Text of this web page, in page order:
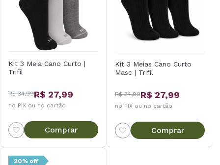
Kit 3 Meia Cano Curto |
Trifil
R$ 34,99R$ 27,99
no PIX ou no cartão
Comprar
Kit 3 Meias Cano Curto
Masc | Trifil
R$ 34,99R$ 27,99
no PIX ou no cartão
Comprar
20% off